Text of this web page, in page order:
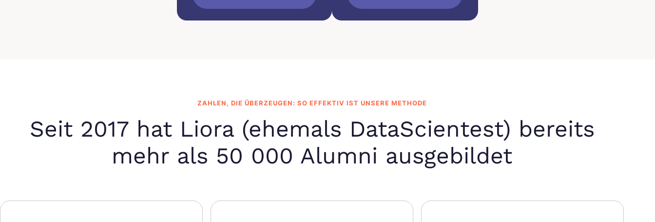
ZAHLEN, DIE ÜBERZEUGEN: SO EFFEKTIV IST UNSERE METHODE
Seit 2017 hat Liora (ehemals DataScientest) bereits
mehr als 50 000 Alumni ausgebildet